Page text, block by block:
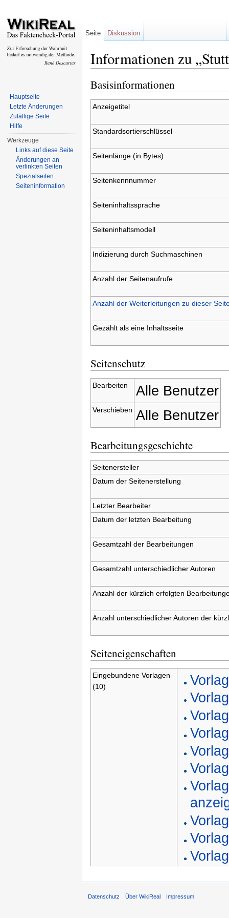
Informationen zu
Basisinformationen
Anzeigetitel
Standardsortierschlüssel
Seitenlänge (in Bytes)
Seitenkennnummer
Seiteninhaltssprache
Seiteninhaltsmodell
Indizierung durch Suchmaschinen
Anzahl der Seitenaufrufe
Anzahl der Weiterleitungen zu dieser
Gezählt als eine Inhaltsseite
Seitenschutz
Bearbeiten Alle Benutzer
Verschieben Alle Benutzer
Bearbeitungsgeschichte
Seitenersteller
Datum der Seitenerstellung
Letzter Bearbeiter
Datum der letzten Bearbeitung
Gesamtzahl der Bearbeitungen
Gesamtzahl unterschiedlicher Autoren
Anzahl der kürzlich erfolgten
Anzahl unterschiedlicher Autoren der
Seiteneigenschaften
Eingebundene Vorlagen
(10)
Seite Diskussion
Hauptseite
Letzte Änderungen
Zufällige Seite
Hilfe
Werkzeuge
Links auf diese Seite
Änderungen an
verlinkten Seiten
Spezialseiten
Seiteninformation
Datenschutz Über WikiReal Impressum